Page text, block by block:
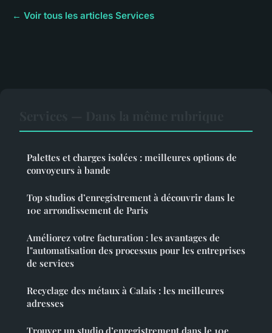
← Voir tous les articles Services
Palettes et charges isolées : meilleures options de
convoyeurs à bande
Top studios d’enregistrement à découvrir dans le
10e arrondissement de Paris
Améliorez votre facturation : les avantages de
l"automatisation des processus pour les entreprises
de services
Recyclage des métaux à Calais : les meilleures
adresses
Trouver un studio d’enregistrement dans le 10e